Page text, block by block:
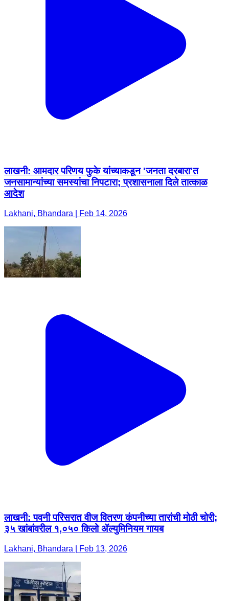
लाखनी: आमदार परिणय फुके यांच्याकडून 'जनता दरबारा'त
जनसामान्यांच्या समस्यांचा निपटारा; प्रशासनाला दिले तात्काळ
आदेश
Lakhani, Bhandara | Feb 14, 2026
लाखनी: पवनी परिसरात वीज वितरण कंपनीच्या तारांची मोठी चोरी;
३५ खांबांवरील १,०५० किलो ॲल्युमिनियम गायब
Lakhani, Bhandara | Feb 13, 2026